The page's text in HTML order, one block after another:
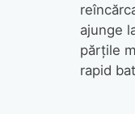
ajunge
părțile
rapid